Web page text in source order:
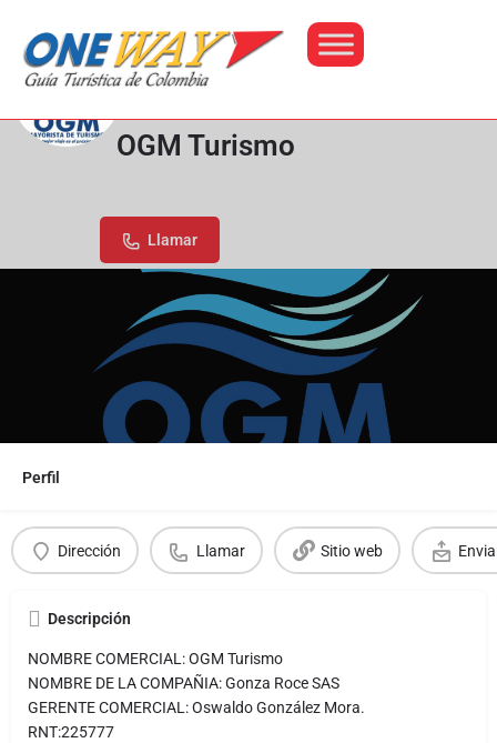
OGM Turismo
Llamar
Perfil
Dirección Llamar Sitio web
Descripción
NOMBRE COMERCIAL: OGM Turismo
NOMBRE DE LA COMPAÑIA: Gonza Roce SAS
GERENTE COMERCIAL: Oswaldo González Mora.
RNT:225777